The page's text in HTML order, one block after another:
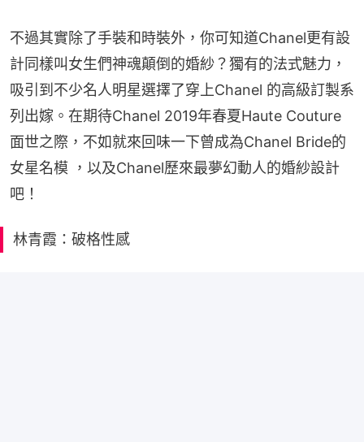
不過其實除了手裝和時裝外，你可知道Chanel更有設
計同樣叫女生們神魂顛倒的婚紗？獨有的法式魅力，
吸引到不少名人明星選擇了穿上Chanel 的高級訂製系
列出嫁。在期待Chanel 2019年春夏Haute Couture
面世之際，不如就來回味一下曾成為Chanel Bride的
女星名模 ，以及Chanel歷來最夢幻動人的婚紗設計
吧！
林青霞：破格性感